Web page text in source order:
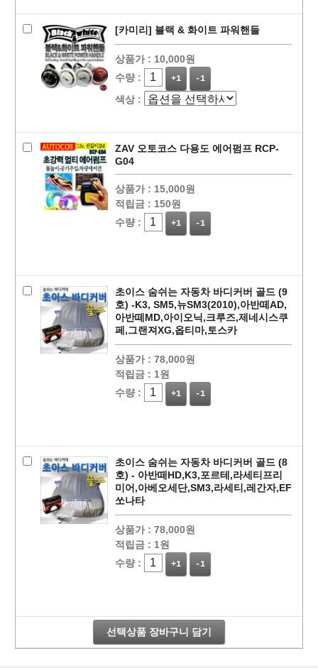
페이코 라이
구매
[카미리] 블랙 & 화이트 파워핸들
상품가 : 10,000원
수량 :
+1 -1
색상 :
ZAV 오토코스 다용도 에어펌프 RCP-
G04
상품가 : 15,000원
적립금 : 150원
수량 :
+1 -1
초이스 숨쉬는 자동차 바디커버 골드 (9
호) -K3, SM5,뉴SM3(2010),아반떼AD,
아반떼MD,아이오닉,크루즈,제네시스쿠
페,그랜져XG,옵티마,토스카
상품가 : 78,000원
적립금 : 1원
수량 :
+1 -1
초이스 숨쉬는 자동차 바디커버 골드 (8
호) - 아반떼HD,K3,포르테,라세티프리
미어,아베오세단,SM3,라세티,레간자,EF
쏘나타
상품가 : 78,000원
적립금 : 1원
수량 :
+1 -1
선택상품 장바구니 담기